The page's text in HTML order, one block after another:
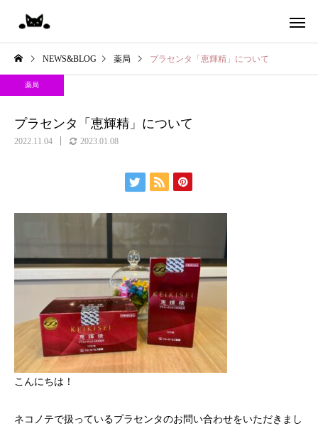
NEWS&BLOG 薬局 プラセンタ「恵輝精」について
薬局
プラセンタ「恵輝精」について
2022.11.04 2023.01.08
こんにちは！
ネコノテで扱っているプラセンタのお問い合わせをいただきまし